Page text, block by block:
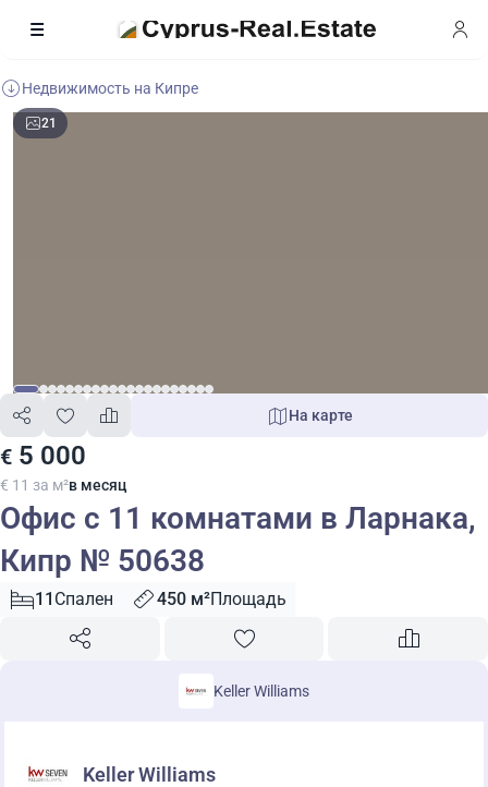
Недвижимость на Кипре
21
€ 5 000
€ 11 за м²в месяц
На карте
Офис с 11 комнатами в Ларнака,
Кипр № 50638
11 Спален 450 м²Площадь
Keller Williams
Keller Williams